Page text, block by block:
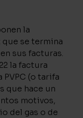
la
se termina
sus facturas.
la factura
(o tarifa
que hace un
motivos,
del gas o de